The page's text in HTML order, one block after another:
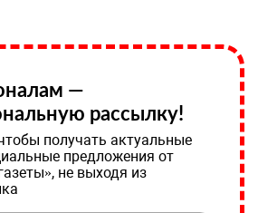
—
рассылку!
получать актуальные
предложения от
не выходя из